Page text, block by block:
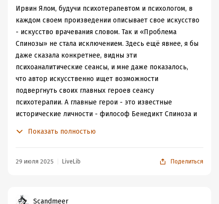
Ирвин Ялом, будучи психотерапевтом и психологом, в
каждом своем произведении описывает свое искусство
- искусство врачевания словом. Так и «Проблема
Спинозы» не стала исключением. Здесь ещё явнее, я бы
даже сказала конкретнее, видны эти
психоаналитические сеансы, и мне даже показалось,
что автор искусственно ищет возможности
подвергнуть своих главных героев сеансу
психотерапии. А главные герои - это известные
исторические личности - философ Бенедикт Спиноза и
направление становилось на ноги и была модным
понятия даже ещё не существовало. В 1660-е годы
Показать полностью
29 июля 2025 LiveLib Поделиться
Scandmeer